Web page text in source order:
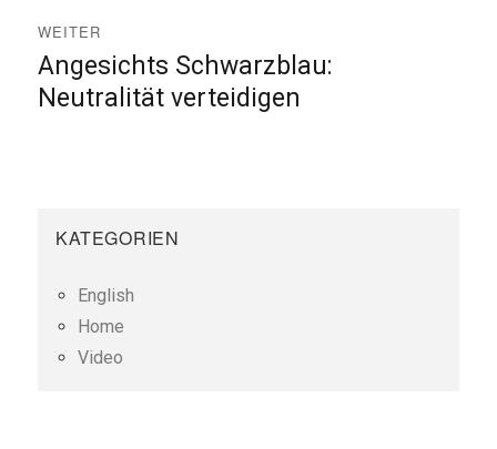
WEITER
Nächster
Beitrag:
Angesichts Schwarzblau:
Neutralität verteidigen
KATEGORIEN
English
Home
Video